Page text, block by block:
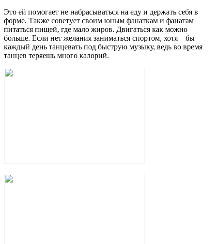
Это ей помогает не набрасываться на еду и держать себя в
форме. Также советует своим юным фанаткам и фанатам
питаться пищей, где мало жиров. Двигаться как можно
больше. Если нет желания заниматься спортом, хотя – бы
каждый день танцевать под быструю музыку, ведь во время
танцев теряешь много калорий.